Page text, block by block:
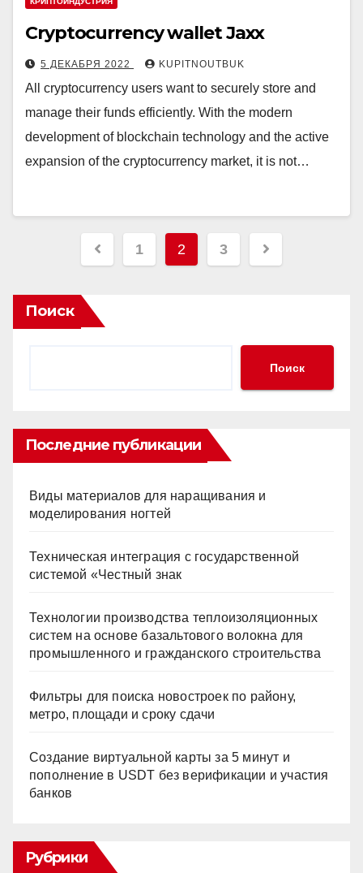
Cryptocurrency wallet Jaxx
5 ДЕКАБРЯ 2022 KUPITNOUTBUK
All cryptocurrency users want to securely store and
manage their funds efficiently. With the modern
development of blockchain technology and the active
expansion of the cryptocurrency market, it is not…
Пагинация
1 2 3
Поиск
Поиск
Последние публикации
Виды материалов для наращивания и
моделирования ногтей
Техническая интеграция с государственной
системой «Честный знак
Технологии производства теплоизоляционных
систем на основе базальтового волокна для
промышленного и гражданского строительства
Фильтры для поиска новостроек по району,
метро, площади и сроку сдачи
Создание виртуальной карты за 5 минут и
пополнение в USDT без верификации и участия
банков
Рубрики